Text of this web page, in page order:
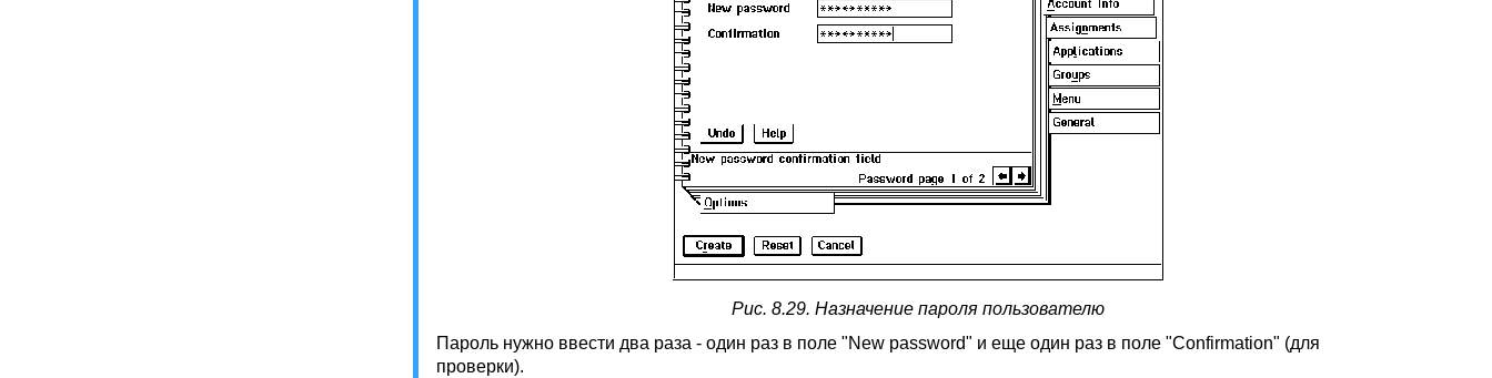
Рис. 8.29. Назначение пароля пользователю
Пароль нужно ввести два раза - один раз в поле "New password" и еще один раз в поле "Confirmation" (для
проверки).